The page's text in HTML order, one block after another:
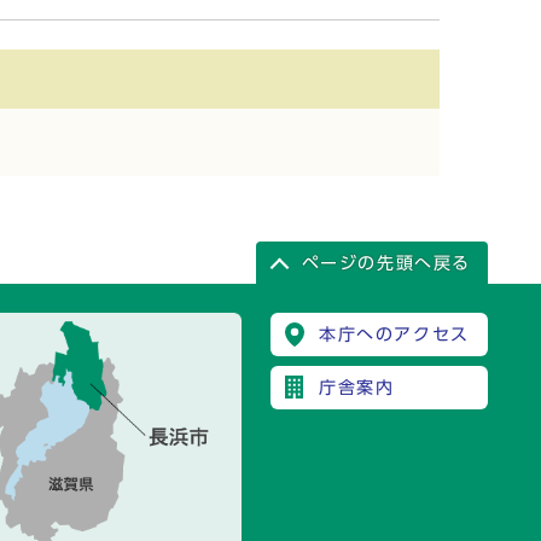
ページの先頭へ戻る
本庁へのアクセス
庁舎案内